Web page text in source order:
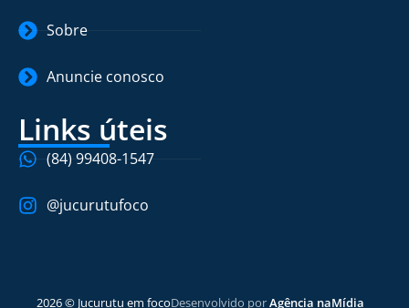
Sobre
Anuncie conosco
Links úteis
(84) 99408-1547
@jucurutufoco
2026 © Jucurutu em focoDesenvolvido porAgência naMídia